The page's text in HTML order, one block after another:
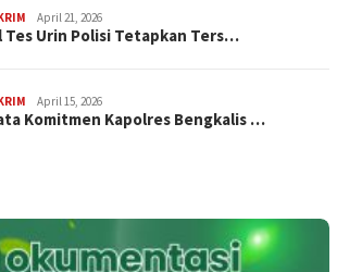
April 21, 2026
Tes Urin Polisi Tetapkan Ters…
April 15, 2026
Komitmen Kapolres Bengkalis …